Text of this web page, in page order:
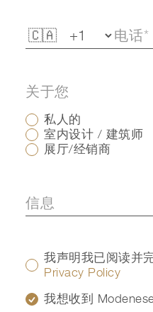
关于您
私人的
室内设计 / 建筑师
展厅/经销商
我声明我已阅读并
Privacy Policy
我想收到